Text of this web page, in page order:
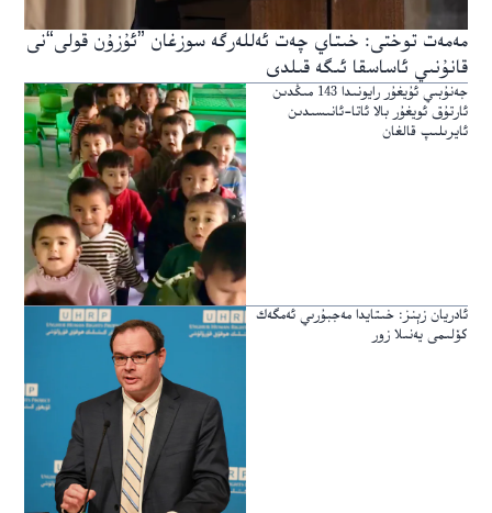
مەمەت توختى: خىتاي چەت ئەللەرگە سوزغان ”ئۇزۇن قولى“نى
قانۇنىي ئاساسقا ئىگە قىلدى
جەنۇبىي ئۇيغۇر رايونىدا 143 مىڭدىن
ئارتۇق ئويغۇر بالا ئاتا-ئانىسىدىن
ئايرىلىپ قالغان
ئادريان زېنز: خىتايدا مەجبۇرىي ئەمگەك
كۆلىمى يەنىلا زور